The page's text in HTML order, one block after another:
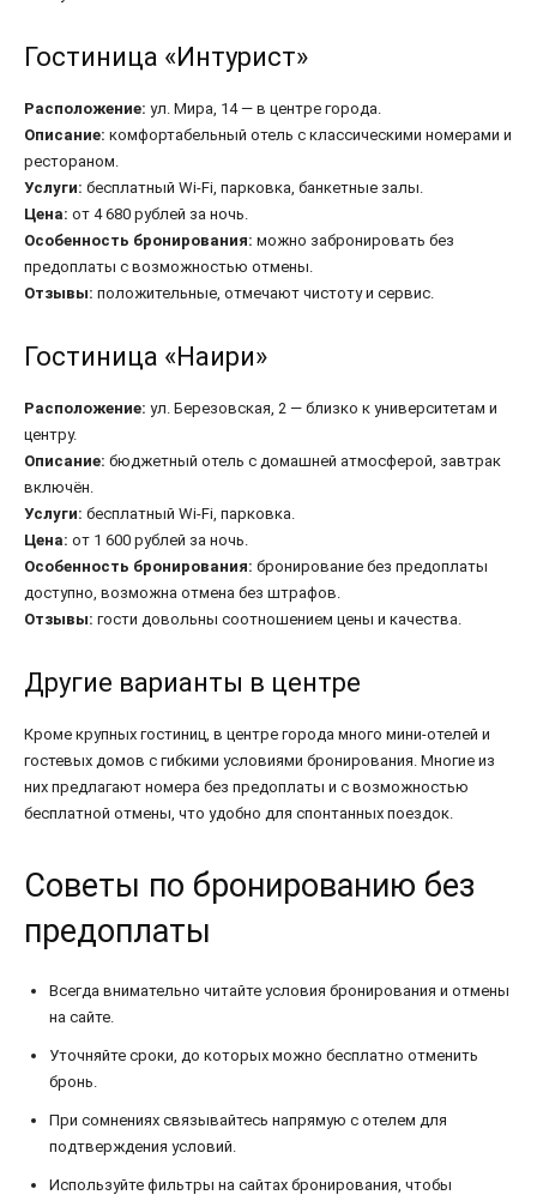
Гостиница «Интурист»
Расположение: ул. Мира, 14 — в центре города.
Описание: комфортабельный отель с классическими номерами и
рестораном.
Услуги: бесплатный Wi-Fi, парковка, банкетные залы.
Цена: от 4 680 рублей за ночь.
Особенность бронирования: можно забронировать без
предоплаты с возможностью отмены.
Отзывы: положительные, отмечают чистоту и сервис.
Гостиница «Наири»
Расположение: ул. Березовская, 2 — близко к университетам и
центру.
Описание: бюджетный отель с домашней атмосферой, завтрак
включён.
Услуги: бесплатный Wi-Fi, парковка.
Цена: от 1 600 рублей за ночь.
Особенность бронирования: бронирование без предоплаты
доступно, возможна отмена без штрафов.
Отзывы: гости довольны соотношением цены и качества.
Другие варианты в центре
Кроме крупных гостиниц, в центре города много мини-отелей и
гостевых домов с гибкими условиями бронирования. Многие из
них предлагают номера без предоплаты и с возможностью
бесплатной отмены, что удобно для спонтанных поездок.
Советы по бронированию без
предоплаты
Всегда внимательно читайте условия бронирования и отмены
на сайте.
Уточняйте сроки, до которых можно бесплатно отменить
бронь.
При сомнениях связывайтесь напрямую с отелем для
подтверждения условий.
Используйте фильтры на сайтах бронирования, чтобы